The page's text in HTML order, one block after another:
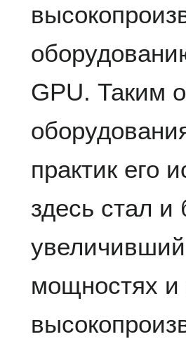
GPU. Таким
практик его
здесь стал и
мощностях и